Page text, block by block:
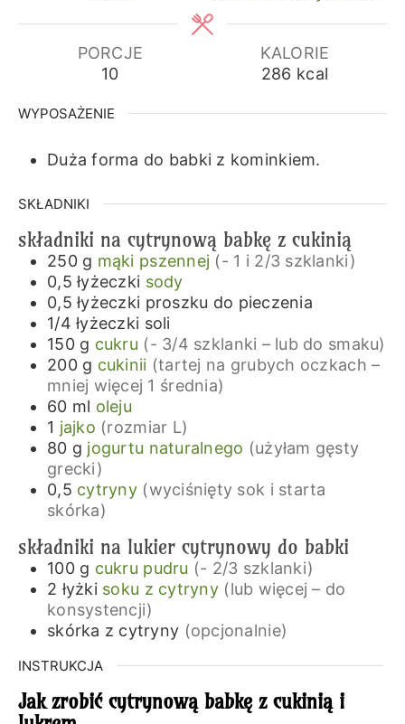
PORCJE
10
KALORIE
286 kcal
WYPOSAŻENIE
Duża forma do babki z kominkiem.
SKŁADNIKI
składniki na cytrynową babkę z cukinią
250 g mąki pszennej (- 1 i 2/3 szklanki)
0,5 łyżeczki sody
0,5 łyżeczki proszku do pieczenia
1/4 łyżeczki soli
150 g cukru (- 3/4 szklanki – lub do smaku)
200 g cukinii (tartej na grubych oczkach –
mniej więcej 1 średnia)
60 ml oleju
1 jajko (rozmiar L)
80 g jogurtu naturalnego (użyłam gęsty
grecki)
0,5 cytryny (wyciśnięty sok i starta
skórka)
składniki na lukier cytrynowy do babki
100 g cukru pudru (- 2/3 szklanki)
2 łyżki soku z cytryny (lub więcej – do
konsystencji)
skórka z cytryny (opcjonalnie)
INSTRUKCJA
Jak zrobić cytrynową babkę z cukinią i